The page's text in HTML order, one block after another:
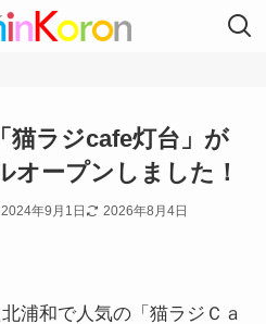
猫ラジcafe灯台」が
オープンしました！
2024年9月1日 2026年8月4日
浦和で人気の「猫ラジＣａ